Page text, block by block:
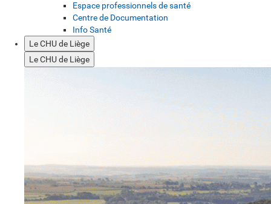
Espace professionnels de santé
Centre de Documentation
Info Santé
Le CHU de Liège
Le CHU de Liège